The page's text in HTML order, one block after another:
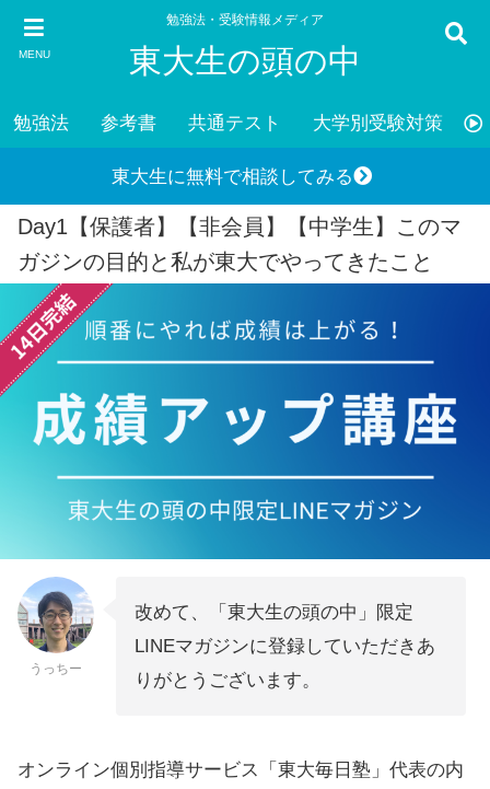
MENU
勉強法・受験情報メディア
東大生の頭の中
勉強法 参考書 共通テスト 大学別受験対策
東大生に無料で相談してみる
Day1【保護者】【非会員】【中学生】このマ
ガジンの目的と私が東大でやってきたこと
うっちー
改めて、「東大生の頭の中」限定
LINEマガジンに登録していただきあ
りがとうございます。
オンライン個別指導サービス「東大毎日塾」代表の内